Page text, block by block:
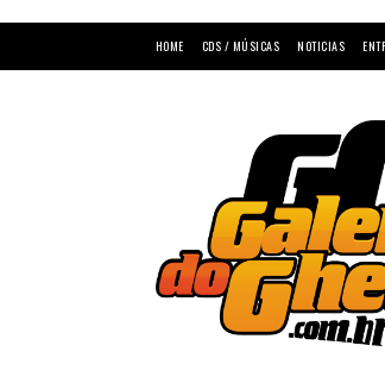
HOME CDS / MÚSICAS NOTICIAS